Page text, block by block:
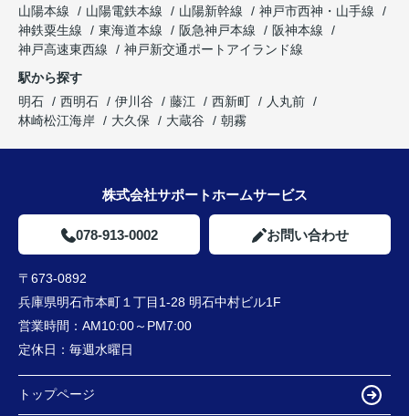
山陽本線
山陽電鉄本線 山陽新幹線
神戸市西神・山手線
神鉄粟生線
東海道本線 阪急神戸本線
阪神本線
神戸高速東西線
神戸新交通ポートアイランド線
駅から探す
明石
西明石 伊川谷 藤江 西新町
人丸前
林崎松江海岸
大久保 大蔵谷 朝霧
株式会社サポートホームサービス
078-913-0002 お問い合わせ
〒673-0892
兵庫県明石市本町１丁目1-28 明石中村ビル1F
営業時間： AM10:00～PM7:00
定休日： 毎週水曜日
トップページ